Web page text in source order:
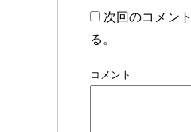
次回のコメン
る。
コメント